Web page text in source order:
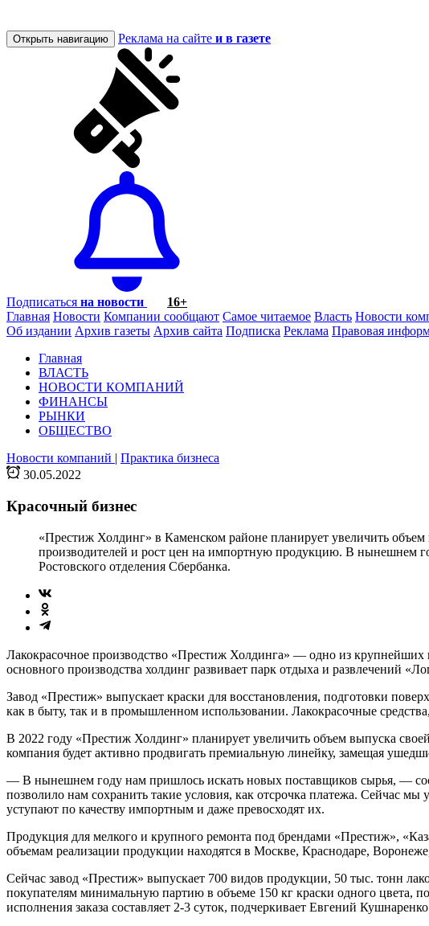
Открыть навигацию Реклама на сайте и в газете
Подписаться на новости
16+
Главная Новости Компании сообщают Самое читаемое Власть Новости
Об издании Архив газеты Архив сайта Подписка Реклама Правовая
Главная
ВЛАСТЬ
НОВОСТИ КОМПАНИЙ
ФИНАНСЫ
РЫНКИ
ОБЩЕСТВО
Новости компаний | Практика бизнеса
30.05.2022
Красочный бизнес
«Престиж Холдинг» в Каменском районе планирует увеличить объем
производителей и рост цен на импортную продукцию. В нынешнем
Ростовского отделения Сбербанка.
Лакокрасочное производство «Престиж Холдинга» — одно из
основного производства холдинг развивает парк отдыха и развлечений
Завод «Престиж» выпускает краски для восстановления, подготовки
как в быту, так и в промышленном использовании. Лакокрасочные
В 2022 году «Престиж Холдинг» планирует увеличить объем выпуска
компания будет активно продвигать премиальную линейку, замещая
— В нынешнем году нам пришлось искать новых поставщиков сырья, —
позволило нам сохранить такие условия, как отсрочка платежа. Сейчас
уступают по качеству импортным и даже превосходят их.
Продукция для мелкого и крупного ремонта под брендами «Престиж»,
объемам реализации продукции находятся в Москве, Краснодаре,
Сейчас завод «Престиж» выпускает 700 видов продукции, 50 тыс. тонн
покупателям минимальную партию в объеме 150 кг краски одного цвета,
исполнения заказа составляет 2-3 суток, подчеркивает Евгений